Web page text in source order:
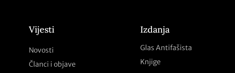
Vijesti
Novosti
Članci i objave
Izdanja
Glas Antifašista
Knjige